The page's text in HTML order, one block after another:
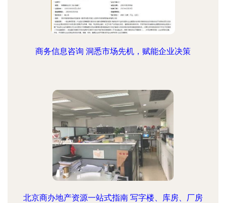
商务信息咨询 洞悉市场先机，赋能企业决策
北京商办地产资源一站式指南 写字楼、库房、厂房